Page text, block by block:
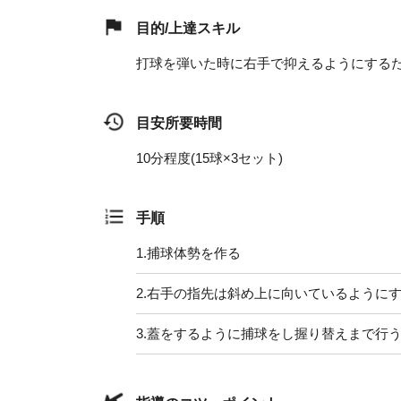
目的/上達スキル
打球を弾いた時に右手で抑えるようにする
目安所要時間
10分程度(15球×3セット)
手順
1.捕球体勢を作る
2.右手の指先は斜め上に向いているように
3.蓋をするように捕球をし握り替えまで行う